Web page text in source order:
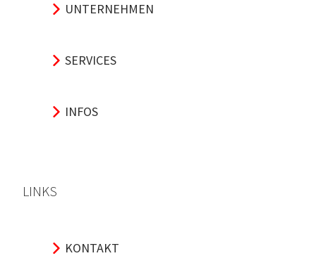
UNTERNEHMEN
SERVICES
INFOS
LINKS
KONTAKT